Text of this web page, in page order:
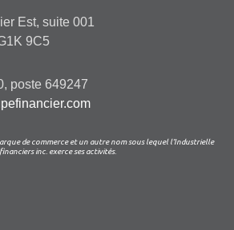
Est, suite 001
9C5
poste 649247
de commerce et un autre nom sous lequel l’Industrielle
inc. exerce ses activités.